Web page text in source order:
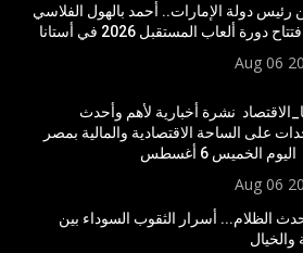
رئيس دولة الإمارات.. أحمد بالهول الفلاسي
دورة ألعاب المستقبل 2026 في أستانا
نشرة أخبارية لأهم وأحدث
على الساحة الاقتصادية والمالية بمصر
الخميس 6 أغسطس
الظلام... أسرار الثقوب السوداء بين
والخيال